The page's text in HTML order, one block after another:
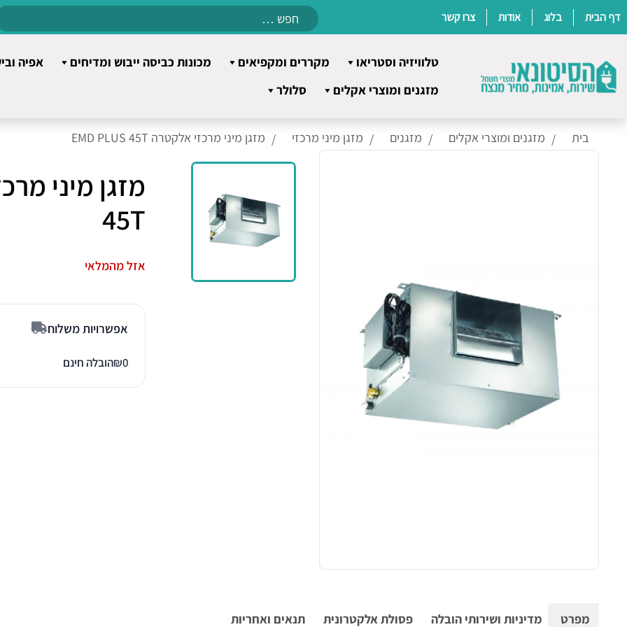
Skip
דף הבית בלוג אודות צרו קשר
Search
טלוויזיה וסטריאו מקררים ומקפיאים מכונות כביסה ייבוש ומדיחים
אפיה
מזגנים ומוצרי אקלים
סלולר
בית מזגנים ומוצרי אקלים מזגנים מזגן מיני מרכזי מזגן מיני מרכזי אלקטרה EMD PLUS 45T
45T
אזל מהמלאי
אפשרויות משלוח
₪0 הובלה חינם
מפרט מדיניות ושירותי הובלה פסולת אלקטרונית תנאים ואחריות